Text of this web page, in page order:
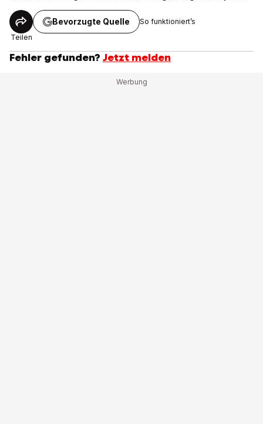
Teilen
Bevorzugte Quelle So funktioniert’s
Fehler gefunden? Jetzt melden